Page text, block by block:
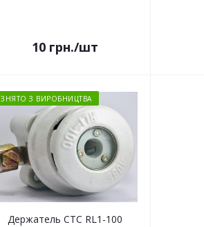
10грн./шт
ЗНЯТО З ВИРОБНИЦТВА
Держатель СТС RL1-100